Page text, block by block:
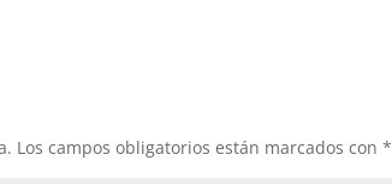
Los campos obligatorios están marcados con*